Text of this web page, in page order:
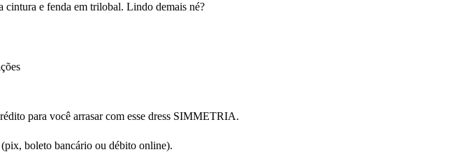
e fenda em trilobal. Lindo demais né?
para você arrasar com esse dress SIMMETRIA.
boleto bancário ou débito online).